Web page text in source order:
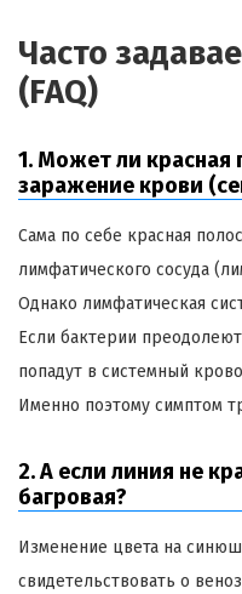
Часто
(FAQ)
1. Может ли красная
заражение крови
Сама по себе красная
лимфатического сосуда
Однако лимфатическая
Если бактерии
попадут в системный
Именно поэтому симптом
2. А если линия не
багровая?
Изменение цвета на
свидетельствовать о